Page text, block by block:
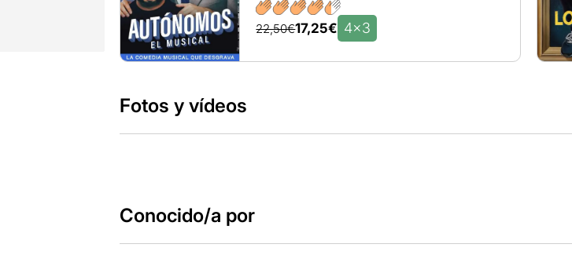
22,50€17,25€ 4x3
Fotos y vídeos
Conocido/a por